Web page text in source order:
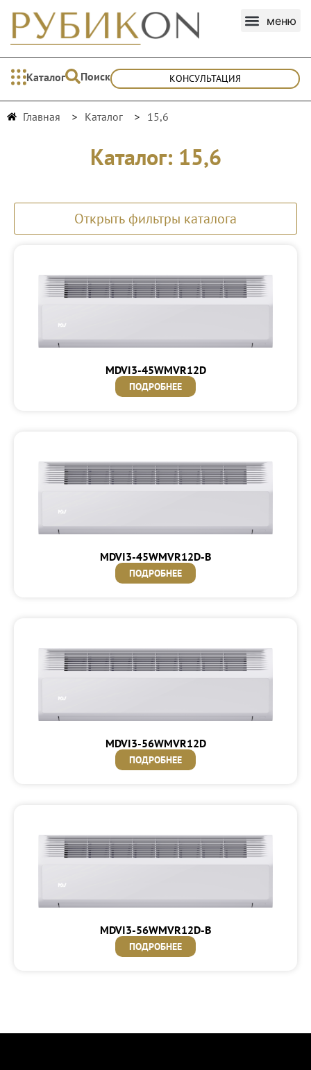
Каталог Поиск КОНСУЛЬТАЦИЯ
Главная Каталог 15,6
Каталог: 15,6
Открыть фильтры каталога
MDVI3-45WMVR12D
ПОДРОБНЕЕ
MDVI3-45WMVR12D-B
ПОДРОБНЕЕ
MDVI3-56WMVR12D
ПОДРОБНЕЕ
MDVI3-56WMVR12D-B
ПОДРОБНЕЕ